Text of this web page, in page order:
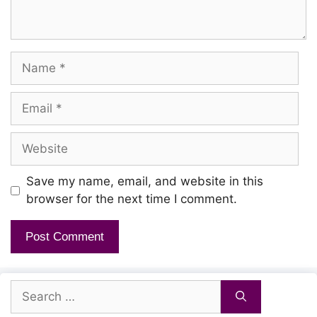
Aalam vizhuthu kayiraachu
Aaah.. ho ho..
Kichu kichu kichu kichu kiyaa
Kichu kichu kichu kichu kiyaa
Kichu kichu kichu kichu kiyaa
Name
Email
Website
Save my name, email, and website in this
browser for the next time I comment.
Search
for: